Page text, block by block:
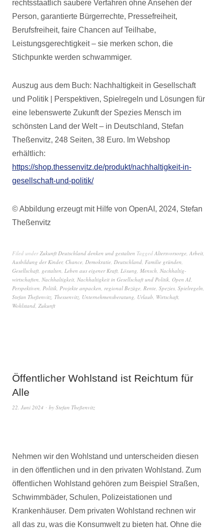
rechtsstaatlich saubere Verfahren ohne Ansehen der
Person, garantierte Bürgerrechte, Pressefreiheit,
Berufsfreiheit, faire Chancen auf Teilhabe,
Leistungsgerechtigkeit – sie merken schon, die
Stichpunkte werden schwammiger.
Auszug aus dem Buch: Nachhaltigkeit in Gesellschaft
und Politik | Perspektiven, Spielregeln und Lösungen für
eine lebenswerte Zukunft der Spezies Mensch im
schönsten Land der Welt – in Deutschland, Stefan
Theßenvitz, 248 Seiten, 38 Euro. Im Webshop
erhältlich:
https://shop.thessenvitz.de/produkt/nachhaltigkeit-in-
gesellschaft-und-politik/
© Abbildung erzeugt mit Hilfe von OpenAI, 2024, Stefan
Theßenvitz
Filed underZukunft Deutschland denken und gestalten Tagged Altersvorsorge, Arbeit,
Ausbildung der Kinder, Chance, Demokratie, Deutschland, Familie gründen,
Gesellschaft, gestalten, Leben aus eigener Kraft, Lösung, Mensch, Nachhaltig-
wirtschaften, Nachhaltigkeit, Nachhaltigkeit in Gesellschaft und Politik, Open AI,
Perspektiven, Politik, Projekte anpacken, regional Bezüge, Rente, Spezies, Spielregeln,
Stefan Theßenvitz, Thessenvitz, Unternehmensberatung, Urlaub, Wirtschaft,
Wohlstand, Zukunft
Öffentlicher Wohlstand ist Reichtum für
Alle
22. Juni 2024 by Stefan Theßenvitz
Nehmen wir den Wohlstand und unterscheiden diesen
in den öffentlichen und in den privaten Wohlstand. Zum
öffentlichen Wohlstand gehören zum Beispiel Straßen,
Schwimmbäder, Schulen, Polizeistationen und
Krankenhäuser. Dem privaten Wohlstand rechnen wir
all das zu, was die Konsumwelt zu bieten hat. Ohne die